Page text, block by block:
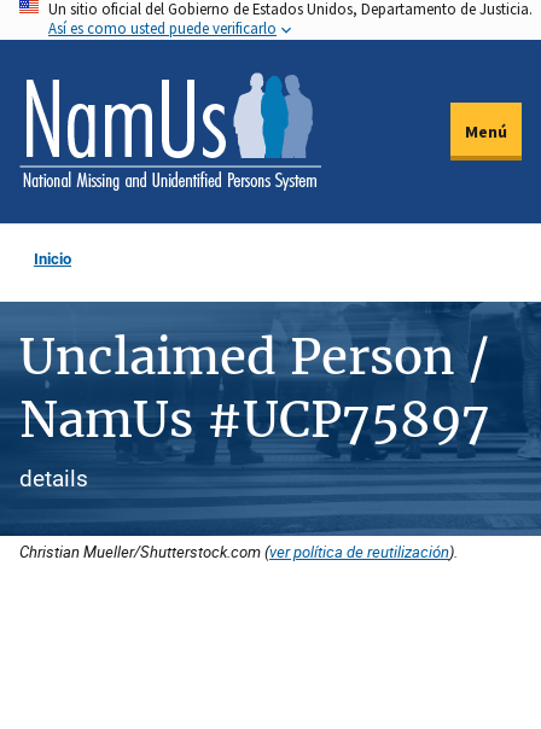
Pasar
al
contenido
principal
Un sitio oficial del Gobierno de Estados Unidos, Departamento de Justicia.
Así es como usted puede verificarlo
Menú
Inicio
Unclaimed Person /
NamUs #UCP75897
details
Christian Mueller/Shutterstock.com (ver política de reutilización).